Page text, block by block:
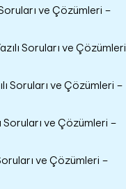
Soruları ve Çözümleri –
Soruları ve Çözümleri
Soruları ve Çözümleri –
Soruları ve Çözümleri –
ve Çözümleri –